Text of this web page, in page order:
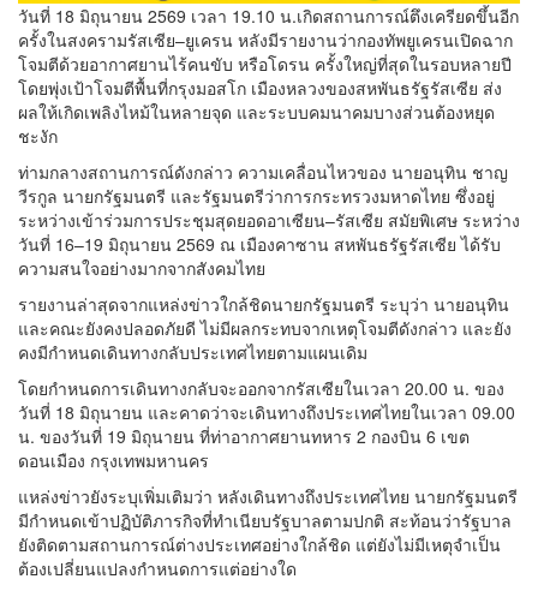
วันที่ 18 มิถุนายน 2569 เวลา 19.10 น.เกิดสถานการณ์ตึงเครียดขึ้นอีก
ครั้งในสงครามรัสเซีย–ยูเครน หลังมีรายงานว่ากองทัพยูเครนเปิดฉาก
โจมตีด้วยอากาศยานไร้คนขับ หรือโดรน ครั้งใหญ่ที่สุดในรอบหลายปี
โดยพุ่งเป้าโจมตีพื้นที่กรุงมอสโก เมืองหลวงของสหพันธรัฐรัสเซีย ส่ง
ผลให้เกิดเพลิงไหม้ในหลายจุด และระบบคมนาคมบางส่วนต้องหยุด
ชะงัก
ท่ามกลางสถานการณ์ดังกล่าว ความเคลื่อนไหวของ นายอนุทิน ชาญ
วีรกูล นายกรัฐมนตรี และรัฐมนตรีว่าการกระทรวงมหาดไทย ซึ่งอยู่
ระหว่างเข้าร่วมการประชุมสุดยอดอาเซียน–รัสเซีย สมัยพิเศษ ระหว่าง
วันที่ 16–19 มิถุนายน 2569 ณ เมืองคาซาน สหพันธรัฐรัสเซีย ได้รับ
ความสนใจอย่างมากจากสังคมไทย
รายงานล่าสุดจากแหล่งข่าวใกล้ชิดนายกรัฐมนตรี ระบุว่า นายอนุทิน
และคณะยังคงปลอดภัยดี ไม่มีผลกระทบจากเหตุโจมตีดังกล่าว และยัง
คงมีกำหนดเดินทางกลับประเทศไทยตามแผนเดิม
โดยกำหนดการเดินทางกลับจะออกจากรัสเซียในเวลา 20.00 น. ของ
วันที่ 18 มิถุนายน และคาดว่าจะเดินทางถึงประเทศไทยในเวลา 09.00
น. ของวันที่ 19 มิถุนายน ที่ท่าอากาศยานทหาร 2 กองบิน 6 เขต
ดอนเมือง กรุงเทพมหานคร
แหล่งข่าวยังระบุเพิ่มเติมว่า หลังเดินทางถึงประเทศไทย นายกรัฐมนตรี
มีกำหนดเข้าปฏิบัติภารกิจที่ทำเนียบรัฐบาลตามปกติ สะท้อนว่ารัฐบาล
ยังติดตามสถานการณ์ต่างประเทศอย่างใกล้ชิด แต่ยังไม่มีเหตุจำเป็น
ต้องเปลี่ยนแปลงกำหนดการแต่อย่างใด